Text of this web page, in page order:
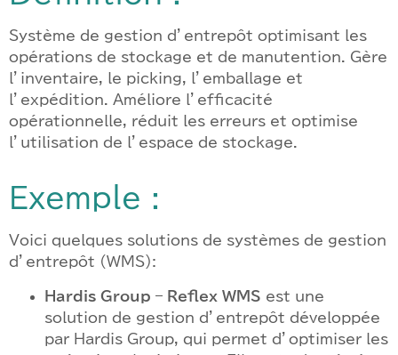
Système de gestion d’entrepôt optimisant les
opérations de stockage et de manutention. Gère
l’inventaire, le picking, l’emballage et
l’expédition. Améliore l’efficacité
opérationnelle, réduit les erreurs et optimise
l’utilisation de l’espace de stockage.
Exemple :
Voici quelques solutions de systèmes de gestion
d’entrepôt (WMS):
Hardis Group – Reflex WMS est une
solution de gestion d’entrepôt développée
par Hardis Group, qui permet d’optimiser les